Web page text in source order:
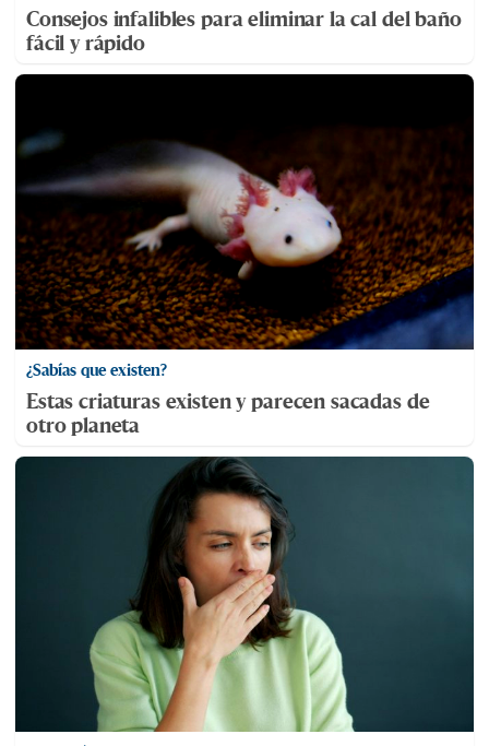
Consejos infalibles para eliminar la cal del baño
fácil y rápido
¿Sabías que existen?
Estas criaturas existen y parecen sacadas de
otro planeta